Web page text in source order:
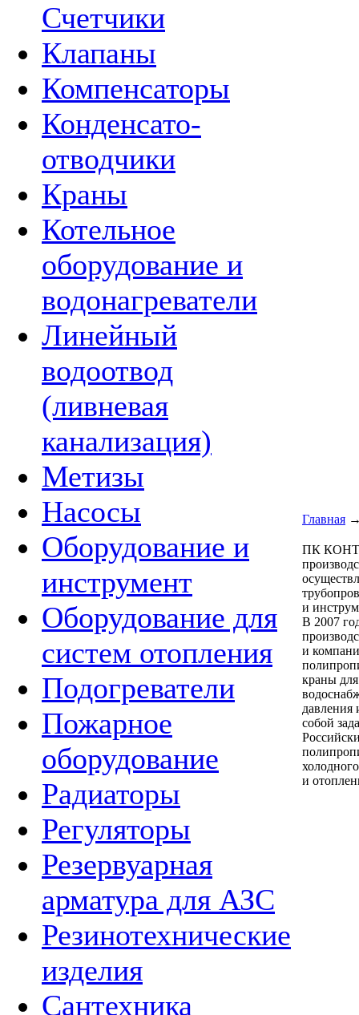
Счетчики
Клапаны
Компенсаторы
Конденсато­
отводчики
Краны
Котельное
оборудование и
водонагреватели
Линейный
водоотвод
(ливневая
канализация)
Метизы
Насосы
Оборудование и
инструмент
Оборудование для
систем отопления
Подогреватели
Пожарное
оборудование
Радиаторы
Регуляторы
Резервуарная
арматура для АЗС
Резинотехнические
изделия
Сантехника
Главная
ПК
и
В 2007
и
краны
давления
собой
и